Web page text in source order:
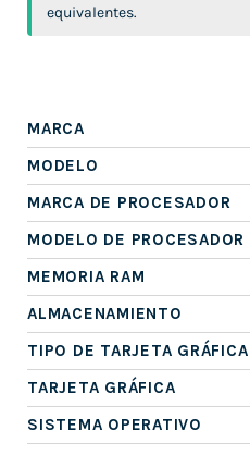
equivalentes.
MARCA
MODELO
MARCA DE PROCESADOR
MODELO DE PROCESADOR
MEMORIA RAM
ALMACENAMIENTO
TIPO DE TARJETA GRÁFICA
TARJETA GRÁFICA
SISTEMA OPERATIVO